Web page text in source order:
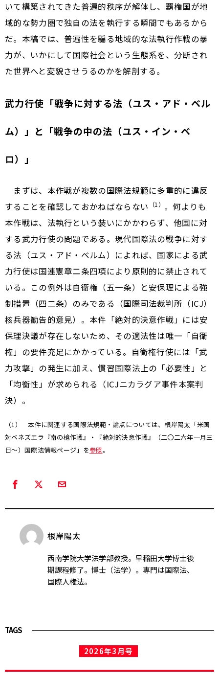
いて構築されてきた普遍的秩序が解体し、覇権国が地
域的な勢力圏で独自の法を執行する瞬間でもあるから
だ。本稿では、普遍性を騙る地域的な法執行作戦の暴
力が、いかにして国際社会という生態系を、分断され
た世界へと変貌させうるのかを解剖する。
武力行使――「戦争に対する法（ユス・アド・ベル
ム）」と「戦争の中の法（ユス・イン・ベ
ロ）」
まずは、本作戦が複数の国際法規範に多重的に違反
することを確認しておかねばならない
（1） 。何よりも
本作戦は、法執行という装いにかかわらず、他国に対
する武力行使の問題である。現代国際法の戦争に対す
る法（ユス・アド・ベルム）によれば、国家による武
力行使は国連憲章二条四項により原則的に禁止されて
いる。この例外は自衛権（五一条）と安保理による強
制措置（四二条）のみである（国際司法裁判所（ICJ）
核兵器勧告的意見）。本件「絶対的決意作戦」には安
保理決議が存在しないため、その適法性は唯一「自衛
権」の要件充足にかかっている。自衛権行使には「武
力攻撃」の発生に加え、慣習国際法上の「必要性」と
「均衡性」が求められる（ICJニカラグア事件本案判
決）。
（1） 本件に関連する国際法規範・論点については、根岸陽太「米国
対ベネズエラ『南の槍作戦』・『絶対的決意作戦』（二〇二六年一月三
日～）国際法情報ページ」を参照。
根岸陽太
西南学院大学法学部教授。早稲田大学博士後
期課程修了。博士（法学）。専門は国際法、
国際人権法。
TAGS
2026年3月号